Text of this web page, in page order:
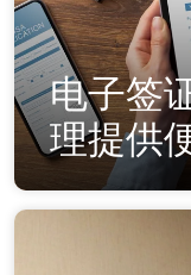
电子签
理提供